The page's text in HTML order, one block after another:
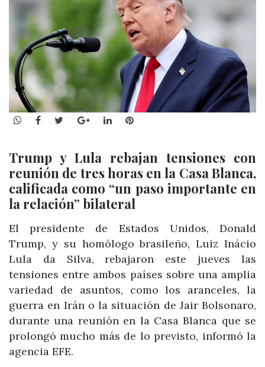
WhatsApp
Facebook
TwitterGoogle+LinkedInPinterest
Trump y Lula rebajan tensiones con
reunión de tres horas en la Casa Blanca,
calificada como “un paso importante en
la relación” bilateral
El presidente de Estados Unidos, Donald
Trump, y su homólogo brasileño, Luiz Inácio
Lula da Silva, rebajaron este jueves las
tensiones entre ambos países sobre una amplia
variedad de asuntos, como los aranceles, la
guerra en Irán o la situación de Jair Bolsonaro,
durante una reunión en la Casa Blanca que se
prolongó mucho más de lo previsto, informó la
agencia EFE.